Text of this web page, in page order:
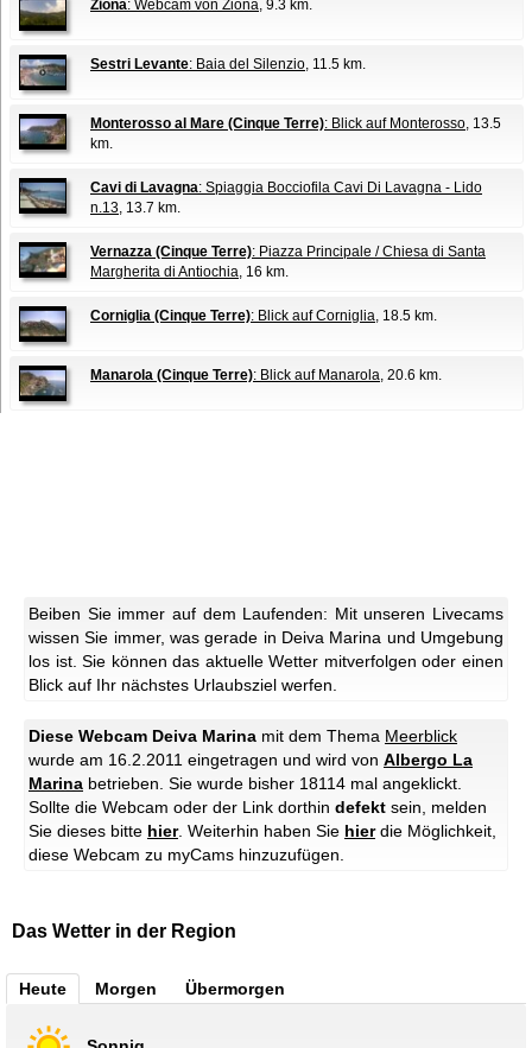
Ziona: Webcam von Ziona, 9.3 km.
Sestri Levante: Baia del Silenzio, 11.5 km.
Monterosso al Mare (Cinque Terre): Blick auf Monterosso, 13.5
km.
Cavi di Lavagna: Spiaggia Bocciofila Cavi Di Lavagna - Lido
n.13, 13.7 km.
Vernazza (Cinque Terre): Piazza Principale / Chiesa di Santa
Margherita di Antiochia, 16 km.
Corniglia (Cinque Terre): Blick auf Corniglia, 18.5 km.
Manarola (Cinque Terre): Blick auf Manarola, 20.6 km.
Beiben Sie immer auf dem Laufenden: Mit unseren Livecams
wissen Sie immer, was gerade in Deiva Marina und Umgebung
los ist. Sie können das aktuelle Wetter mitverfolgen oder einen
Blick auf Ihr nächstes Urlaubsziel werfen.
Diese Webcam Deiva Marina mit dem Thema Meerblick
wurde am 16.2.2011 eingetragen und wird von Albergo La
Marina betrieben. Sie wurde bisher 18114 mal angeklickt.
Sollte die Webcam oder der Link dorthin defekt sein, melden
Sie dieses bitte hier. Weiterhin haben Sie hierdie Möglichkeit,
diese Webcam zu myCams hinzuzufügen.
Das Wetter in der Region
Heute Morgen Übermorgen